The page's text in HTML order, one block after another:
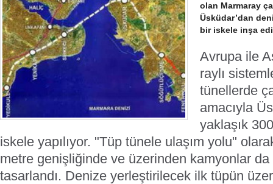
olan Marmaray
Üsküdar’dan
bir iskele inşa
Avrupa ile
raylı
tünellerde
amacıyla
yaklaşık
iskele yapılıyor. "Tüp tünele ulaşım yolu"
metre genişliğinde ve üzerinden kamyonlar
tasarlandı. Denize yerleştirilecek ilk tüpün